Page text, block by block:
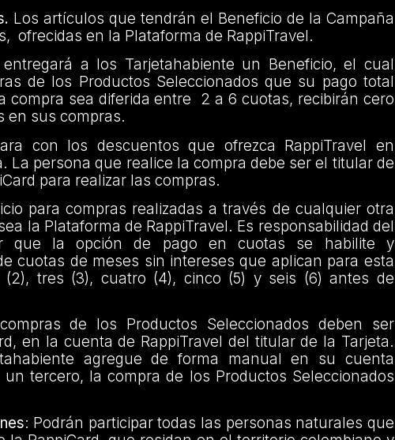
Los artículos que tendrán el Beneficio de la Campaña
ofrecidas en la Plataforma de RappiTravel.
a los Tarjetahabiente un Beneficio, el cual
de los Productos Seleccionados que su pago total
compra sea diferida entre 2 a 6 cuotas, recibirán cero
en sus compras.
con los descuentos que ofrezca RappiTravel en
La persona que realice la compra debe ser el titular de
para realizar las compras.
para compras realizadas a través de cualquier otra
la Plataforma de RappiTravel. Es responsabilidad del
que la opción de pago en cuotas se habilite y
cuotas de meses sin intereses que aplican para esta
(2), tres (3), cuatro (4), cinco (5) y seis (6) antes de
de los Productos Seleccionados deben ser
en la cuenta de RappiTravel del titular de la Tarjeta.
agregue de forma manual en su cuenta
tercero, la compra de los Productos Seleccionados
: Podrán participar todas las personas naturales que